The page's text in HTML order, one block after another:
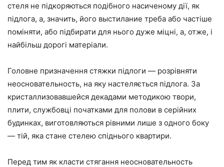
стеля не підкоряються подібного насиченому дії, як
підлога, а, значить, його выстилание треба або частіше
поміняти, або підбирати для нього дуже міцні, а, отже, і
найбільш дорогі матеріали.
Головне призначення стяжки підлоги — розрівняти
неосновательность, на яку настеляється підлога. За
кристаллизовавшейся декадами методикою твори,
плити, службовці початками для полови в серійних
будинках, виготовляються рівними лише з одного боку
— тій, яка стане стелею спіднього квартири.
Перед тим як класти стягання неосновательность